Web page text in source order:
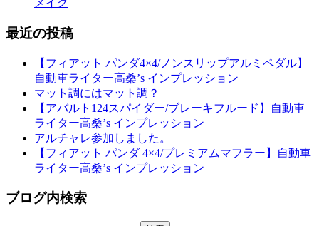
メイク
最近の投稿
【フィアット パンダ4×4/ノンスリップアルミペダル】
自動車ライター高桑’s インプレッション
マット調にはマット調？
【アバルト124スパイダー/ブレーキフルード】自動車
ライター高桑’s インプレッション
アルチャレ参加しました。
【フィアット パンダ 4×4/プレミアムマフラー】自動車
ライター高桑’s インプレッション
ブログ内検索